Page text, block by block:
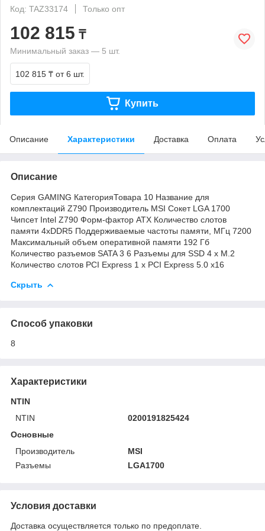
Код: TAZ33174
Только опт
102 815 ₸
Минимальный заказ — 5 шт.
102 815 ₸ от 6 шт.
Купить
Описание Характеристики Доставка Оплата
Описание
Серия GAMING КатегорияТовара 10 Название для
комплектаций Z790 Производитель MSI Сокет LGA 1700
Чипсет Intel Z790 Форм-фактор ATX Количество слотов
памяти 4xDDR5 Поддерживаемые частоты памяти, МГц 7200
Maксимальный объем оперативной памяти 192 Гб
Количество разъемов SATA 3 6 Разъемы для SSD 4 x M.2
Количество слотов PCI Express 1 x PCI Express 5.0 x16
Скрыть
Способ упаковки
8
Характеристики
NTIN
NTIN
0200191825424
Основные
Производитель
MSI
Разъемы
LGA1700
Условия доставки
Доставка осуществляется только по предоплате.